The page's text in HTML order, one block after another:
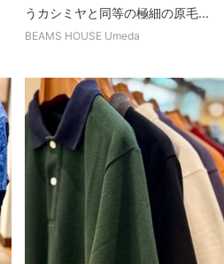
うカシミヤと同等の極細の原毛...
BEAMS HOUSE Umeda